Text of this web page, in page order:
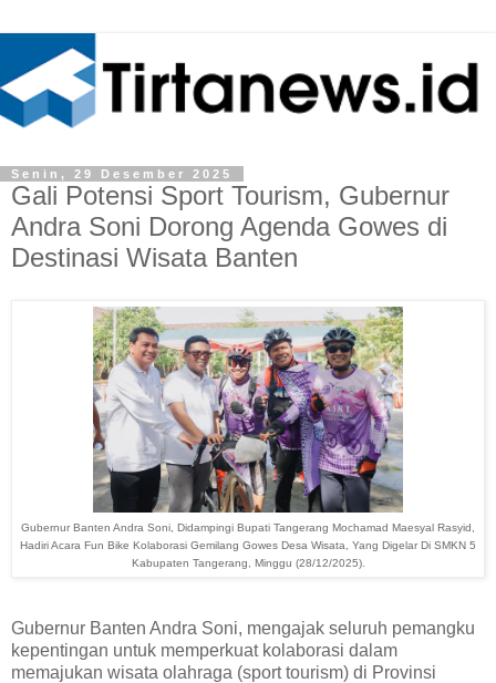
Senin, 29 Desember 2025
Gali Potensi Sport Tourism, Gubernur
Andra Soni Dorong Agenda Gowes di
Destinasi Wisata Banten
Gubernur Banten Andra Soni, Didampingi Bupati Tangerang Mochamad Maesyal Rasyid,
Hadiri Acara Fun Bike Kolaborasi Gemilang Gowes Desa Wisata, Yang Digelar Di SMKN 5
Kabupaten Tangerang, Minggu (28/12/2025).
Gubernur Banten Andra Soni, mengajak seluruh pemangku
kepentingan untuk memperkuat kolaborasi dalam
memajukan wisata olahraga (sport tourism) di Provinsi